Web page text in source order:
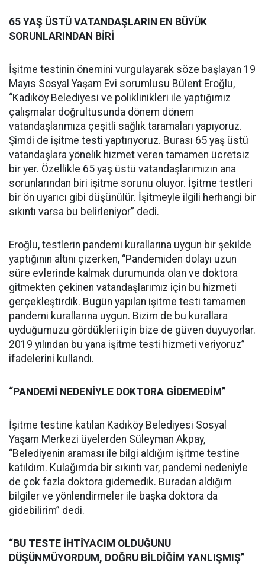
65 YAŞ ÜSTÜ VATANDAŞLARIN EN BÜYÜK
SORUNLARINDAN BİRİ
İşitme testinin önemini vurgulayarak söze başlayan 19
Mayıs Sosyal Yaşam Evi sorumlusu Bülent Eroğlu,
“Kadıköy Belediyesi ve poliklinikleri ile yaptığımız
çalışmalar doğrultusunda dönem dönem
vatandaşlarımıza çeşitli sağlık taramaları yapıyoruz.
Şimdi de işitme testi yaptırıyoruz. Burası 65 yaş üstü
vatandaşlara yönelik hizmet veren tamamen ücretsiz
bir yer. Özellikle 65 yaş üstü vatandaşlarımızın ana
sorunlarından biri işitme sorunu oluyor. İşitme testleri
bir ön uyarıcı gibi düşünülür. İşitmeyle ilgili herhangi bir
sıkıntı varsa bu belirleniyor” dedi.
Eroğlu, testlerin pandemi kurallarına uygun bir şekilde
yaptığının altını çizerken, “Pandemiden dolayı uzun
süre evlerinde kalmak durumunda olan ve doktora
gitmekten çekinen vatandaşlarımız için bu hizmeti
gerçekleştirdik. Bugün yapılan işitme testi tamamen
pandemi kurallarına uygun. Bizim de bu kurallara
uyduğumuzu gördükleri için bize de güven duyuyorlar.
2019 yılından bu yana işitme testi hizmeti veriyoruz”
ifadelerini kullandı.
“PANDEMİ NEDENİYLE DOKTORA GİDEMEDİM”
İşitme testine katılan Kadıköy Belediyesi Sosyal
Yaşam Merkezi üyelerden Süleyman Akpay,
“Belediyenin araması ile bilgi aldığım işitme testine
katıldım. Kulağımda bir sıkıntı var, pandemi nedeniyle
de çok fazla doktora gidemedik. Buradan aldığım
bilgiler ve yönlendirmeler ile başka doktora da
gidebilirim” dedi.
“BU TESTE İHTİYACIM OLDUĞUNU
DÜŞÜNMÜYORDUM, DOĞRU BİLDİĞİM YANLIŞMIŞ”